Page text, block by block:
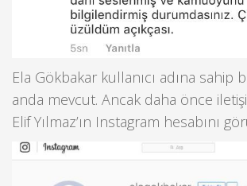
Ela Gökbakar kullanıcı adına sahip
anda mevcut. Ancak daha önce
Elif Yılmaz’ın Instagram hesabını